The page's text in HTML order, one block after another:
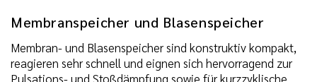
Membranspeicher und Blasenspeicher
Membran- und Blasenspeicher sind konstruktiv kompakt,
reagieren sehr schnell und eignen sich hervorragend zur
Pulsations- und Stoßdämpfung sowie für kurzzyklische